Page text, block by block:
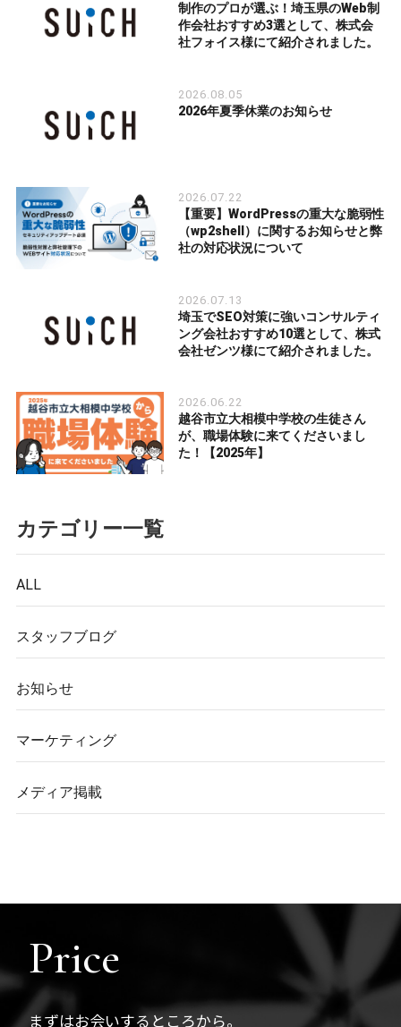
制作のプロが選ぶ！埼玉県のWeb制
作会社おすすめ3選として、株式会
社フォイス様にて紹介されました。
2026.08.05
2026年夏季休業のお知らせ
2026.07.22
【重要】WordPressの重大な脆弱性
（wp2shell）に関するお知らせと弊
社の対応状況について
2026.07.13
埼玉でSEO対策に強いコンサルティ
ング会社おすすめ10選として、株式
会社ゼンツ様にて紹介されました。
2026.06.22
越谷市立大相模中学校の生徒さん
が、職場体験に来てくださいまし
た！【2025年】
カテゴリー一覧
ALL
スタッフブログ
お知らせ
マーケティング
メディア掲載
Price
まずはお会いするところから。